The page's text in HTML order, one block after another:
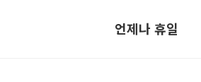
언제나 휴일